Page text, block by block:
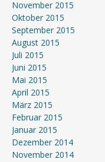
November 2015
Oktober 2015
September 2015
August 2015
Juli 2015
Juni 2015
Mai 2015
April 2015
März 2015
Februar 2015
Januar 2015
Dezember 2014
November 2014